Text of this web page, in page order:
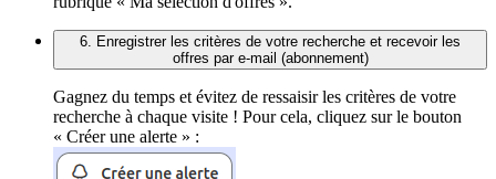
6. Enregistrer les critères de votre recherche et recevoir les
offres par e-mail (abonnement)
Gagnez du temps et évitez de ressaisir les critères de votre
recherche à chaque visite ! Pour cela, cliquez sur le bouton
« Créer une alerte » :